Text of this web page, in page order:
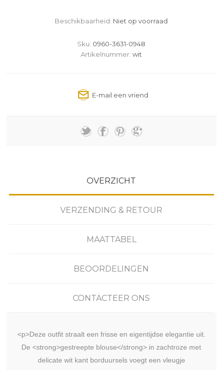
Beschikbaarheid: Niet op voorraad
Sku: 0960-3631-0948
Artikelnummer: wit
OVERZICHT
VERZENDING & RETOUR
MAATTABEL
BEOORDELINGEN
CONTACTEER ONS
<p>Deze outfit straalt een frisse en eigentijdse elegantie uit.
De <strong>gestreepte blouse</strong> in zachtroze met
delicate wit kant borduursels voegt een vleugje